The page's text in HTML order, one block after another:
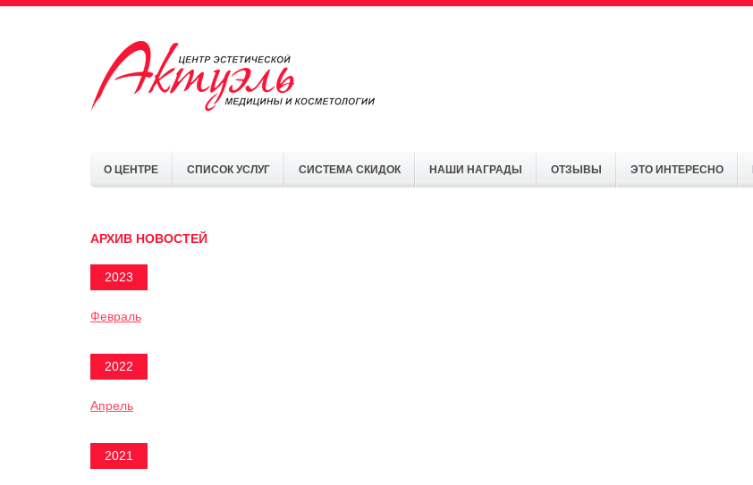
О ЦЕНТРЕ СПИСОК УСЛУГ СИСТЕМА СКИДОК НАШИ НАГРАДЫ ОТЗЫВЫ ЭТО ИНТЕРЕСНО
АРХИВ НОВОСТЕЙ
2023
Февраль
2022
Апрель
2021